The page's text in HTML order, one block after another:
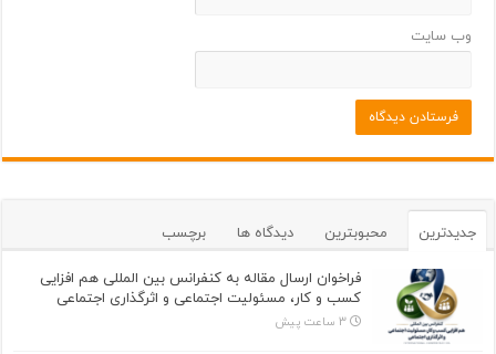
وب‌ سایت
جدیدترین محبوبترین دیدگاه ها برچسب
فراخوان ارسال مقاله به کنفرانس بین المللی هم افزایی
کسب و کار، مسئولیت اجتماعی و اثرگذاری اجتماعی
3 ساعت پیش